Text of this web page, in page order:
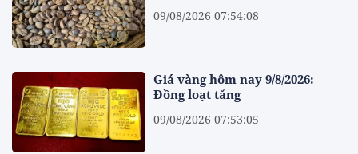
09/08/2026 07:54:08
Giá vàng hôm nay 9/8/2026:
Đồng loạt tăng
09/08/2026 07:53:05